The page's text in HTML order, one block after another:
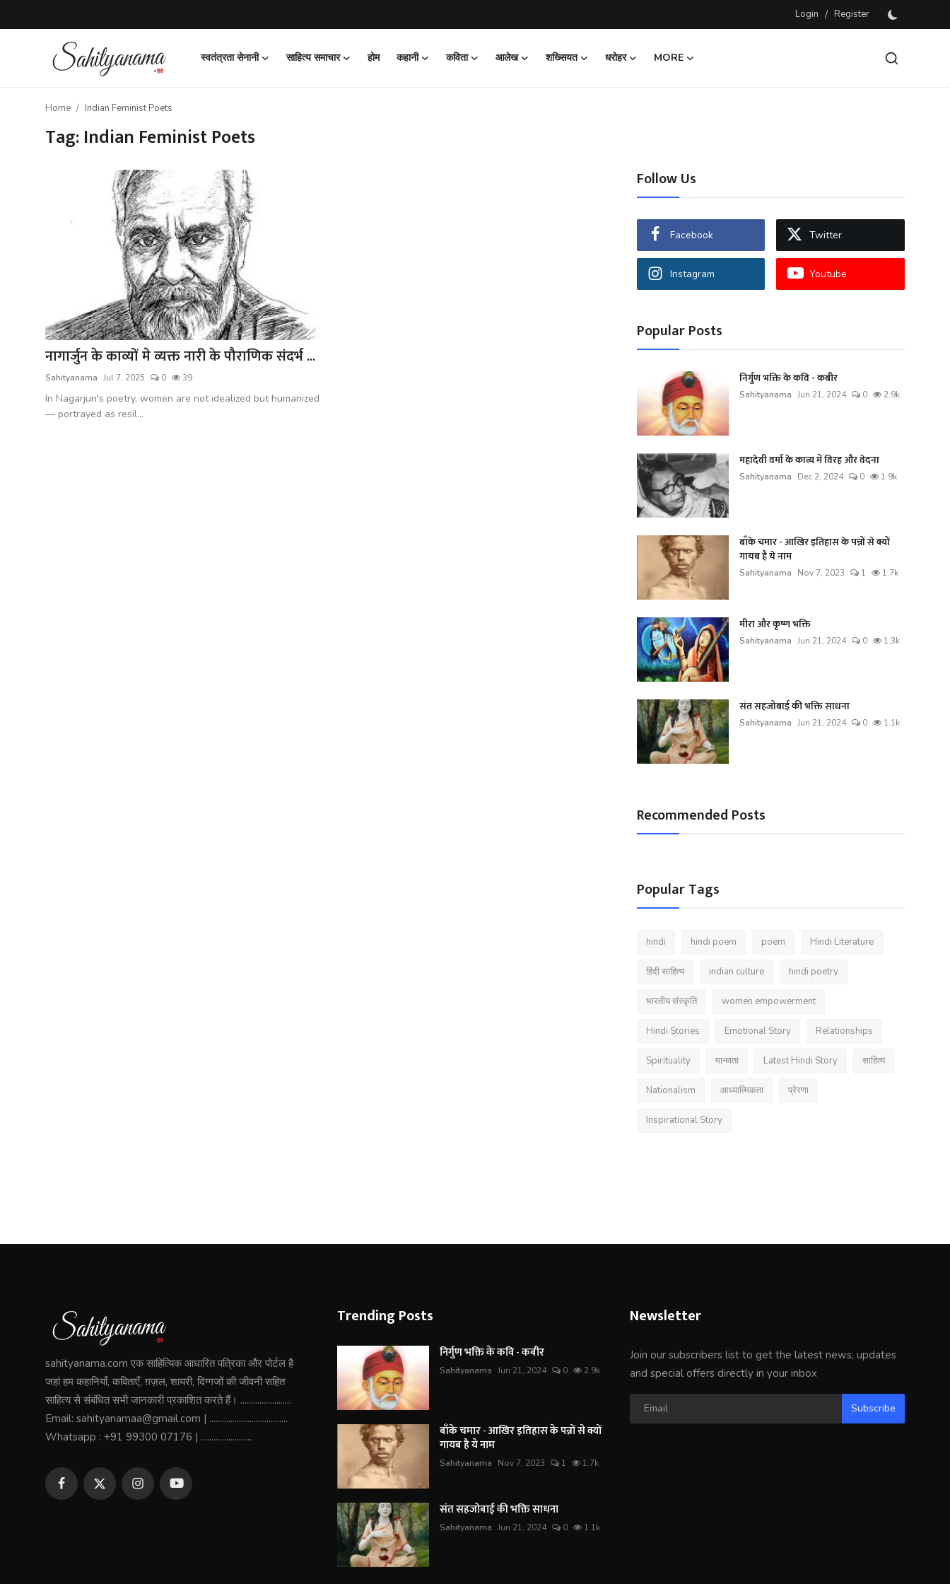
Login / Register
स्वतंत्रता सेनानी साहित्य समाचार होम कहानी कविता आलेख शख्सियत धरोहर
MORE
Register
शख्सियत
यात्रावृत्तांत
Home Indian Feminist Poets
Tag: Indian Feminist Poets
नागार्जुन के काव्यों मे व्यक्त नारी के पौराणिक संदर्भ ...
Sahityanama Jul 7, 2025 0 39
In Nagarjun's poetry, women are not idealized but humanized
— portrayed as resil...
Follow Us
Facebook Twitter
Instagram Youtube
Popular Posts
निर्गुण भक्ति के कवि - कबीर
Sahityanama Jun 21, 2024 0 2.9k
महादेवी वर्मा के काव्य में विरह और वेदना
Sahityanama Dec 2, 2024 0 1.9k
बाँके चमार - आखिर इतिहास के पन्नों से क्यों
गायब है ये नाम
Sahityanama Nov 7, 2023 1 1.7k
मीरा और कृष्ण भक्ति
Sahityanama Jun 21, 2024 0 1.3k
संत सहजोबाई की भक्ति साधना
Sahityanama Jun 21, 2024 0 1.1k
Recommended Posts
Popular Tags
hindi hindi poem poem Hindi Literature
हिंदी साहित्य indian culture hindi poetry
भारतीय संस्कृति women empowerment
Hindi Stories Emotional Story Relationships
Spirituality मानवता Latest Hindi Story साहित्य
Nationalism आध्यात्मिकता प्रेरणा
Inspirational Story
sahityanama.com एक साहित्यिक आधारित पत्रिका और पोर्टल है
जहां हम कहानियाँ, कविताएँ, ग़ज़ल, शायरी, दिग्गजों की जीवनी सहित
साहित्य से संबंधित सभी जानकारी प्रकाशित करते हैं। ........................
Email: sahityanamaa@gmail.com | .....................................
Whatsapp : +91 99300 07176 | ........................
Trending Posts
निर्गुण भक्ति के कवि - कबीर
Sahityanama Jun 21, 2024 0 2.9k
बाँके चमार - आखिर इतिहास के पन्नों से क्यों
गायब है ये नाम
Sahityanama Nov 7, 2023 1 1.7k
संत सहजोबाई की भक्ति साधना
Sahityanama Jun 21, 2024 0 1.1k
Newsletter
Join our subscribers list to get the latest news, updates
and special offers directly in your inbox
Subscribe